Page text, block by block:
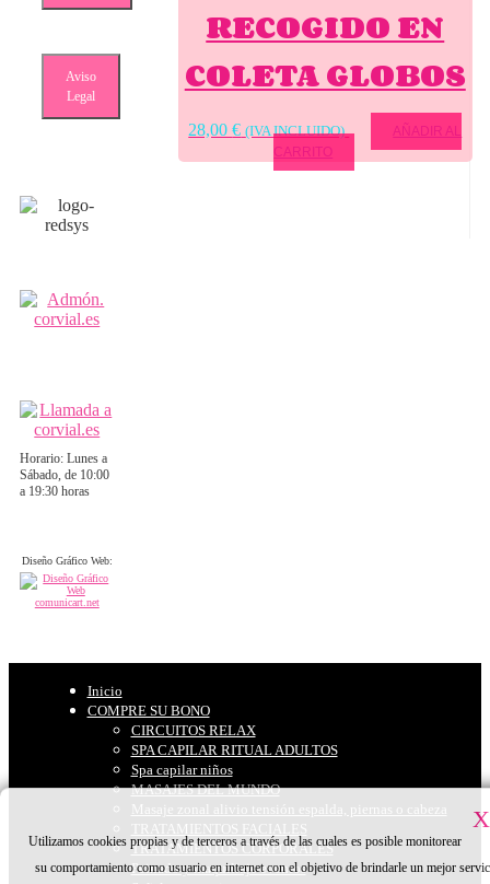
X
Utilizamos cookies propias y de terceros a través de las cuales es posible monitorear
su comportamiento como usuario en internet con el objetivo de brindarle un mejor
RECOGIDO EN
COLETA GLOBOS
28,00€ (IVA INCLUIDO)
AÑADIR AL
CARRITO
Aviso
Legal
Horario: Lunes a
Sábado, de 10:00
a 19:30 horas
Diseño Gráfico Web:
Inicio
COMPRE SU BONO
CIRCUITOS RELAX
SPA CAPILAR RITUAL ADULTOS
Spa capilar niños
MASAJES DEL MUNDO
Masaje zonal alivio tensión espalda, piernas o cabeza
TRATAMIENTOS FACIALES
TRATAMIENTOS CORPORALES
Peinado y maquillaje eventos